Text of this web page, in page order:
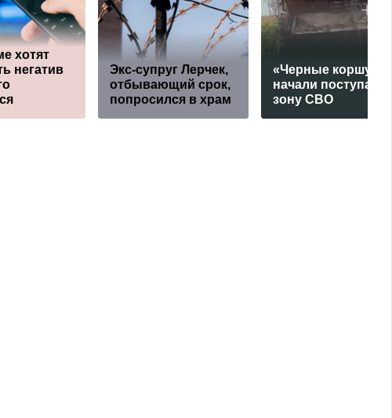
хотят
негатив
Экс-супруг Лерчек,
отбывающий срок,
попросился в храм
«Черные коршуны»
начали поступать в
зону СВО